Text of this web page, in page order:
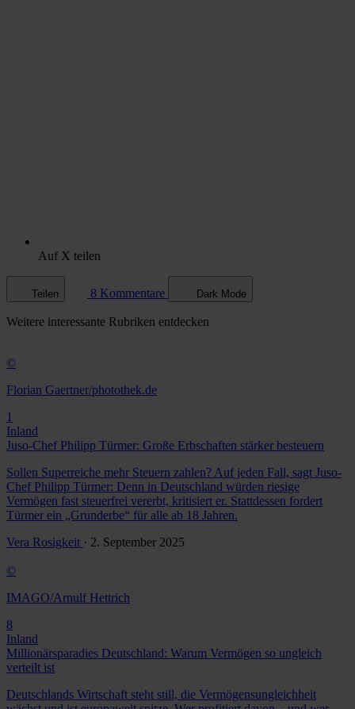
Auf X teilen
Teilen 8 Kommentare Dark Mode
Weitere interessante Rubriken entdecken
©
Florian Gaertner/photothek.de
1
Inland
Juso-Chef Philipp Türmer: Große Erbschaften stärker besteuern
Sollen Superreiche mehr Steuern zahlen? Auf jeden Fall, sagt Juso-
Chef Philipp Türmer: Denn in Deutschland würden riesige
Vermögen fast steuerfrei vererbt, kritisiert er. Stattdessen fordert
Türmer ein „Grunderbe“ für alle ab 18 Jahren.
Vera Rosigkeit · 2. September 2025
©
IMAGO/Arnulf Hettrich
8
Inland
Millionärsparadies Deutschland: Warum Vermögen so ungleich
verteilt ist
Deutschlands Wirtschaft steht still, die Vermögensungleichheit